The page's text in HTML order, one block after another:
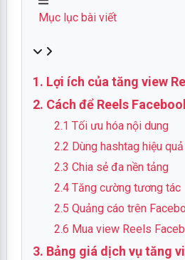
Mục lục bài viết
1. Lợi ích của tăng view
2. Cách để Reels
2.1 Tối ưu hóa nội dung
2.2 Dùng hashtag hiệu quả
2.3 Chia sẻ đa nền tảng
2.4 Tăng cường tương tác
2.5 Quảng cáo trên
2.6 Mua view Reels
3. Bảng giá dịch vụ tăng